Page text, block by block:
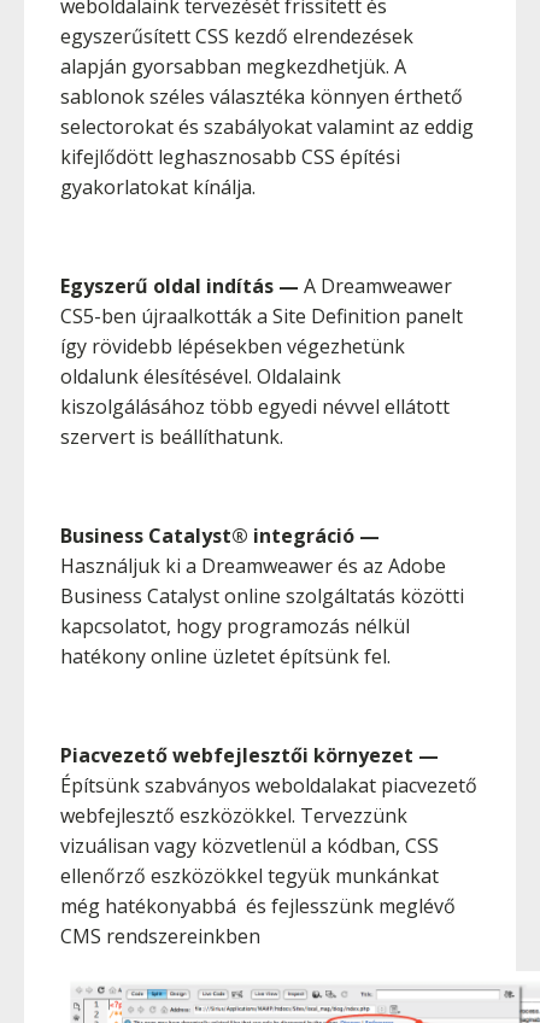
weboldalaink tervezését frissített és
egyszerűsített CSS kezdő elrendezések
alapján gyorsabban megkezdhetjük. A
sablonok széles választéka könnyen érthető
selectorokat és szabályokat valamint az eddig
kifejlődött leghasznosabb CSS építési
gyakorlatokat kínálja.
Egyszerű oldal indítás — A Dreamweawer
CS5-ben újraalkották a Site Definition panelt
így rövidebb lépésekben végezhetünk
oldalunk élesítésével. Oldalaink
kiszolgálásához több egyedi névvel ellátott
szervert is beállíthatunk.
Business Catalyst® integráció —
Használjuk ki a Dreamweawer és az Adobe
Business Catalyst online szolgáltatás közötti
kapcsolatot, hogy programozás nélkül
hatékony online üzletet építsünk fel.
Piacvezető webfejlesztői környezet —
Építsünk szabványos weboldalakat piacvezető
webfejlesztő eszközökkel. Tervezzünk
vizuálisan vagy közvetlenül a kódban, CSS
ellenőrző eszközökkel tegyük munkánkat
még hatékonyabbá és fejlesszünk meglévő
CMS rendszereinkben